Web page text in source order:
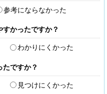
参考にならなかった
かったですか？
わかりにくかった
ですか？
見つけにくかった